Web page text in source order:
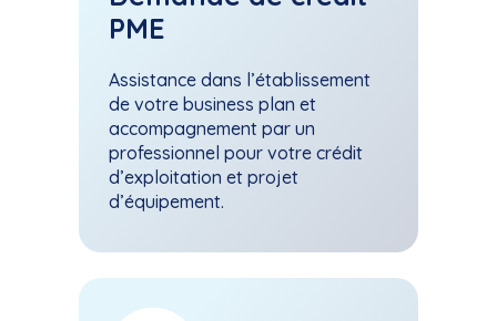
PME
Assistance dans l’établissement
de votre business plan et
accompagnement par un
professionnel pour votre crédit
d’exploitation et projet
d’équipement.